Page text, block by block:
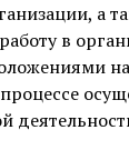
а
в